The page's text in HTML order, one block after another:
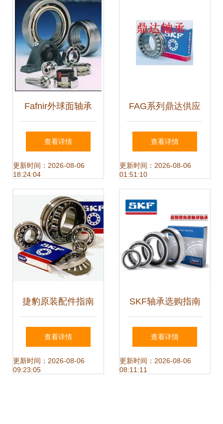
Fafnir外球面轴承
卓越性能与广泛应
用的工业核心组件
查看详情
更新时间：2026-08-06
18:24:04
FAG系列鼎达供应
推力圆柱滚子轴承
RTW6 精密与可靠
案
查看详情
更新时间：2026-08-06
01:51:10
捷豹原装配件指南
轴承价格解析与优
质批发采购攻略
查看详情
更新时间：2026-08-06
09:23:05
SKF轴承选购指南
热卖型号、价格趋
势与优惠攻略
查看详情
更新时间：2026-08-06
08:11:11